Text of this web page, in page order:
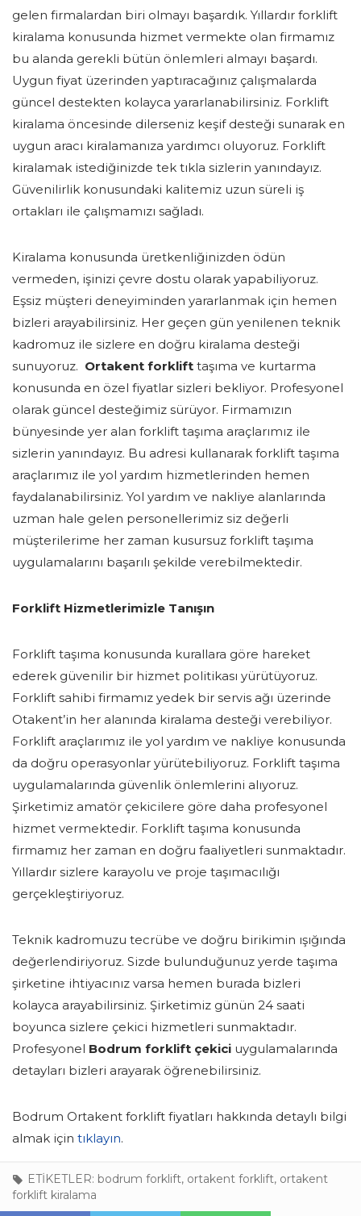
gelen firmalardan biri olmayı başardık. Yıllardır forklift
kiralama konusunda hizmet vermekte olan firmamız
bu alanda gerekli bütün önlemleri almayı başardı.
Uygun fiyat üzerinden yaptıracağınız çalışmalarda
güncel destekten kolayca yararlanabilirsiniz. Forklift
kiralama öncesinde dilerseniz keşif desteği sunarak en
uygun aracı kiralamanıza yardımcı oluyoruz. Forklift
kiralamak istediğinizde tek tıkla sizlerin yanındayız.
Güvenilirlik konusundaki kalitemiz uzun süreli iş
ortakları ile çalışmamızı sağladı.
Kiralama konusunda üretkenliğinizden ödün
vermeden, işinizi çevre dostu olarak yapabiliyoruz.
Eşsiz müşteri deneyiminden yararlanmak için hemen
bizleri arayabilirsiniz. Her geçen gün yenilenen teknik
kadromuz ile sizlere en doğru kiralama desteği
sunuyoruz. Ortakent forklift taşıma ve kurtarma
konusunda en özel fiyatlar sizleri bekliyor. Profesyonel
olarak güncel desteğimiz sürüyor. Firmamızın
bünyesinde yer alan forklift taşıma araçlarımız ile
sizlerin yanındayız. Bu adresi kullanarak forklift taşıma
araçlarımız ile yol yardım hizmetlerinden hemen
faydalanabilirsiniz. Yol yardım ve nakliye alanlarında
uzman hale gelen personellerimiz siz değerli
müşterilerime her zaman kusursuz forklift taşıma
uygulamalarını başarılı şekilde verebilmektedir.
Forklift Hizmetlerimizle Tanışın
Forklift taşıma konusunda kurallara göre hareket
ederek güvenilir bir hizmet politikası yürütüyoruz.
Forklift sahibi firmamız yedek bir servis ağı üzerinde
Otakent’in her alanında kiralama desteği verebiliyor.
Forklift araçlarımız ile yol yardım ve nakliye konusunda
da doğru operasyonlar yürütebiliyoruz. Forklift taşıma
uygulamalarında güvenlik önlemlerini alıyoruz.
Şirketimiz amatör çekicilere göre daha profesyonel
hizmet vermektedir. Forklift taşıma konusunda
firmamız her zaman en doğru faaliyetleri sunmaktadır.
Yıllardır sizlere karayolu ve proje taşımacılığı
gerçekleştiriyoruz.
Teknik kadromuzu tecrübe ve doğru birikimin ışığında
değerlendiriyoruz. Sizde bulunduğunuz yerde taşıma
şirketine ihtiyacınız varsa hemen burada bizleri
kolayca arayabilirsiniz. Şirketimiz günün 24 saati
boyunca sizlere çekici hizmetleri sunmaktadır.
Profesyonel Bodrum forklift çekici uygulamalarında
detayları bizleri arayarak öğrenebilirsiniz.
Bodrum Ortakent forklift fiyatları hakkında detaylı bilgi
almak için tıklayın.
ETİKETLER: bodrum forklift, ortakent forklift, ortakent
forklift kiralama